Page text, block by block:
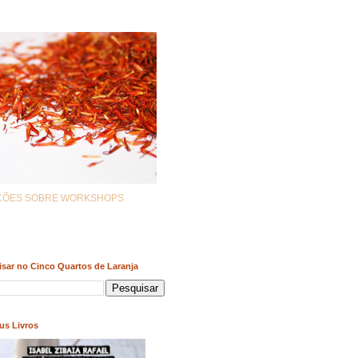
SOBRE WORKSHOPS
no Cinco Quartos de Laranja
Livros